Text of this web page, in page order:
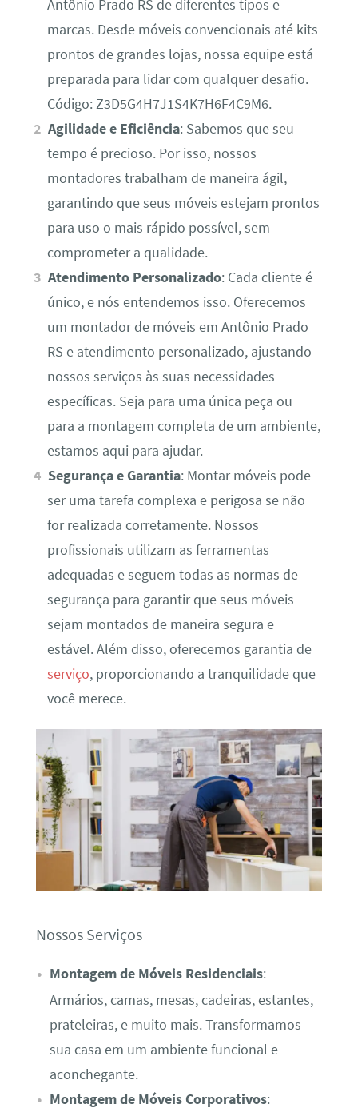
Antônio Prado RS de diferentes tipos e
marcas. Desde móveis convencionais até kits
prontos de grandes lojas, nossa equipe está
preparada para lidar com qualquer desafio.
Código: Z3D5G4H7J1S4K7H6F4C9M6.
Agilidade e Eficiência: Sabemos que seu
tempo é precioso. Por isso, nossos
montadores trabalham de maneira ágil,
garantindo que seus móveis estejam prontos
para uso o mais rápido possível, sem
comprometer a qualidade.
Atendimento Personalizado: Cada cliente é
único, e nós entendemos isso. Oferecemos
um montador de móveis em Antônio Prado
RS e atendimento personalizado, ajustando
nossos serviços às suas necessidades
específicas. Seja para uma única peça ou
para a montagem completa de um ambiente,
estamos aqui para ajudar.
Segurança e Garantia: Montar móveis pode
ser uma tarefa complexa e perigosa se não
for realizada corretamente. Nossos
profissionais utilizam as ferramentas
adequadas e seguem todas as normas de
segurança para garantir que seus móveis
sejam montados de maneira segura e
estável. Além disso, oferecemos garantia de
serviço, proporcionando a tranquilidade que
você merece.
Nossos Serviços
Montagem de Móveis Residenciais:
Armários, camas, mesas, cadeiras, estantes,
prateleiras, e muito mais. Transformamos
sua casa em um ambiente funcional e
aconchegante.
Montagem de Móveis Corporativos: